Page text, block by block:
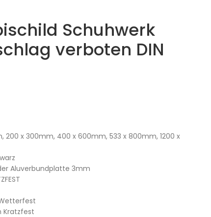
Schuhwerk
verboten DIN
200 x 300mm, 400 x 600mm, 533 x 800mm, 1200 x
Aluverbundplatte 3mm
Kratzfest